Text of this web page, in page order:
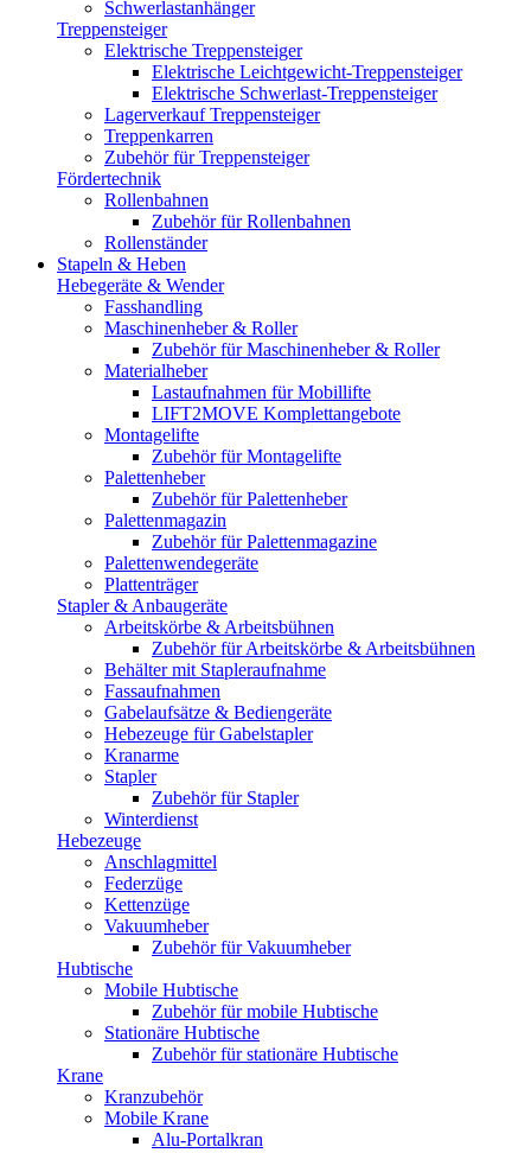
Schwerlastanhänger
Treppensteiger
Elektrische Treppensteiger
Elektrische Leichtgewicht-Treppensteiger
Elektrische Schwerlast-Treppensteiger
Lagerverkauf Treppensteiger
Treppenkarren
Zubehör für Treppensteiger
Fördertechnik
Rollenbahnen
Zubehör für Rollenbahnen
Rollenständer
Stapeln & Heben
Hebegeräte & Wender
Fasshandling
Maschinenheber & Roller
Zubehör für Maschinenheber & Roller
Materialheber
Lastaufnahmen für Mobillifte
LIFT2MOVE Komplettangebote
Montagelifte
Zubehör für Montagelifte
Palettenheber
Zubehör für Palettenheber
Palettenmagazin
Zubehör für Palettenmagazine
Palettenwendegeräte
Plattenträger
Stapler & Anbaugeräte
Arbeitskörbe & Arbeitsbühnen
Zubehör für Arbeitskörbe & Arbeitsbühnen
Behälter mit Stapleraufnahme
Fassaufnahmen
Gabelaufsätze & Bediengeräte
Hebezeuge für Gabelstapler
Kranarme
Stapler
Zubehör für Stapler
Winterdienst
Hebezeuge
Anschlagmittel
Federzüge
Kettenzüge
Vakuumheber
Zubehör für Vakuumheber
Hubtische
Mobile Hubtische
Zubehör für mobile Hubtische
Stationäre Hubtische
Zubehör für stationäre Hubtische
Krane
Kranzubehör
Mobile Krane
Alu-Portalkran